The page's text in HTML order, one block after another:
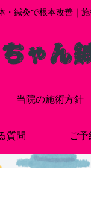
・鍼灸で根本改善｜
当院の施術方針
質問 ご予